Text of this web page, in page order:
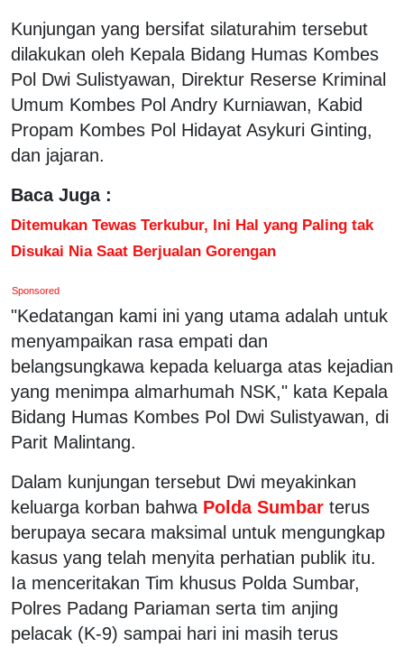
Kunjungan yang bersifat silaturahim tersebut
dilakukan oleh Kepala Bidang Humas Kombes
Pol Dwi Sulistyawan, Direktur Reserse Kriminal
Umum Kombes Pol Andry Kurniawan, Kabid
Propam Kombes Pol Hidayat Asykuri Ginting,
dan jajaran.
Baca Juga :
Ditemukan Tewas Terkubur, Ini Hal yang Paling tak
Disukai Nia Saat Berjualan Gorengan
Sponsored
"Kedatangan kami ini yang utama adalah untuk
menyampaikan rasa empati dan
belangsungkawa kepada keluarga atas kejadian
yang menimpa almarhumah NSK," kata Kepala
Bidang Humas Kombes Pol Dwi Sulistyawan, di
Parit Malintang.
Dalam kunjungan tersebut Dwi meyakinkan
keluarga korban bahwa Polda Sumbar terus
berupaya secara maksimal untuk mengungkap
kasus yang telah menyita perhatian publik itu.
Ia menceritakan Tim khusus Polda Sumbar,
Polres Padang Pariaman serta tim anjing
pelacak (K-9) sampai hari ini masih terus